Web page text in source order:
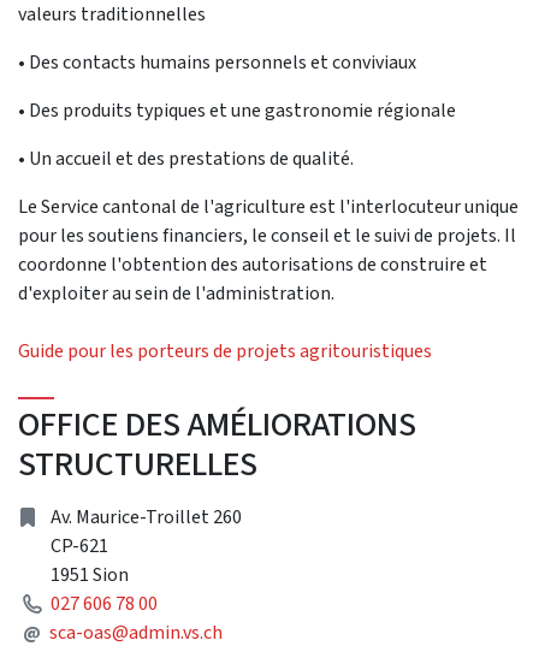
valeurs traditionnelles
• Des contacts humains personnels et conviviaux
• Des produits typiques et une gastronomie régionale
• Un accueil et des prestations de qualité.
Le Service cantonal de l'agriculture est l'interlocuteur unique
pour les soutiens financiers, le conseil et le suivi de projets. Il
coordonne l'obtention des autorisations de construire et
d'exploiter au sein de l'administration.
Guide pour les porteurs de projets agritouristiques
OFFICE DES AMÉLIORATIONS
STRUCTURELLES
adresse
Av. Maurice-Troillet 260
CP-621
1951 Sion
Téléphone
027 606 78 00
@ Adresse courriel
sca-oas@admin.vs.ch